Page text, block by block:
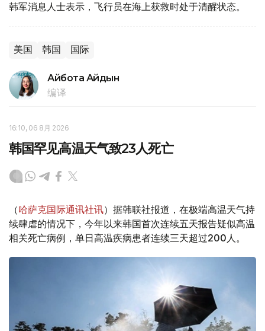
韩军消息人士表示，飞行员在海上获救时处于清醒状态。
美国 韩国 国际
Айбота Айдын
编译
16:10, 06 8月 2026
韩国罕见高温天气致23人死亡
（哈萨克国际通讯社讯）据韩联社报道，在极端高温天气持
续肆虐的情况下，今年以来韩国首次连续五天报告疑似高温
相关死亡病例，单日高温疾病患者连续三天超过200人。